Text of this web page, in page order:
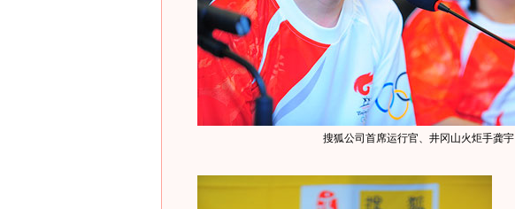
搜狐公司首席运行官、井冈山火炬手龚宇